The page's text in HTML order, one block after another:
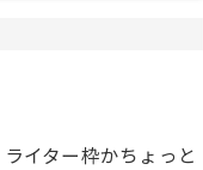
イター枠かちょっと